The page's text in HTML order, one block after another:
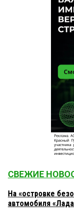
СВЕЖИЕ
На «островке
автомобиля